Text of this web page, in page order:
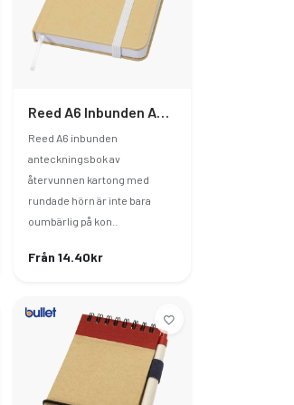
Reed A6 inbunden
anteckningsbok av
återvunnen kartong med
rundade hörn är inte bara
oumbärlig på kon..
Från 14.40kr